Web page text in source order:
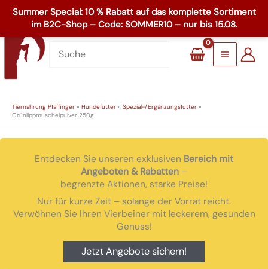
Zum
Inhalt
springen
☏+49 8503 1795
Main
Menu
Tiernahrung Pfaffinger » Hundefutter » Spezial-/Ergänzungsfutter »
Grünlippmuschelpulver 250g
Entdecken Sie unseren exklusiven Bereich mit
Angeboten & Rabatten –
begrenzte Aktionen, starke Preise!
Nur für kurze Zeit – solange der Vorrat reicht.
Verwöhnen Sie Ihren Vierbeiner mit leckerem, gesunden
Genuss!
Jetzt Angebote sichern!